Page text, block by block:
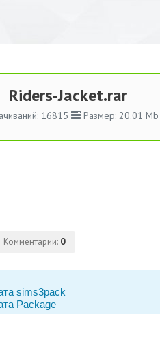
Riders-Jacket.rar
16815 Размер: 20.01 Mb
Комментарии: 0
sims3pack
Package